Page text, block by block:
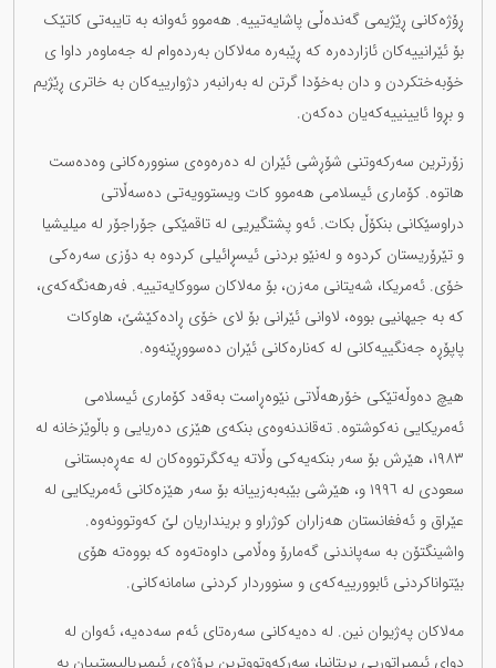
ڕۆژەکانی ڕێژیمی گەندەڵی پاشایەتییە. هەموو ئەوانە بە تایبەتی کاتێک
بۆ ئێرانییەکان ئازاردەرە کە ڕێبەرە مەلاکان بەردەوام لە جەماوەر داوا ی
خۆبەختکردن و دان بەخۆدا گرتن لە بەرانبەر دژوارییەکان بە خاتری ڕێژیم
و بڕوا ئایینییەکەیان دەکەن.
زۆرترین سەرکەوتنی شۆڕشی ئێران لە دەرەوەی سنوورەکانی وەدەست
هاتوە. کۆماری ئیسلامی هەموو کات ویستوویەتی دەسەڵاتی
دراوسێکانی بنکۆڵ بکات. ئەو پشتگیریی لە تاقمێکی جۆراجۆر لە میلیشیا
و تێرۆریستان کردوە و لەنێو بردنی ئیسڕائیلی کردوە بە دۆزی سەرەکی
خۆی. ئەمریکا، شەیتانی مەزن، بۆ مەلاکان سووکایەتییە. فەرهەنگەکەی،
کە بە جیهانیی بووە، لاوانی ئێرانی بۆ لای خۆی ڕادەکێشێ، هاوکات
پاپۆڕە جەنگییەکانی لە کەنارەکانی ئێران دەسووڕێنەوە.
هیچ دەوڵەتێکی خۆرهەڵاتی نێوەڕاست بەقەد کۆماری ئیسلامی
ئەمریکایی نەکوشتوە. تەقاندنەوەی بنکەی هێزی دەریایی و باڵوێزخانە لە
١٩٨٣، هێرش بۆ سەر بنکەیەکی وڵاتە یەکگرتووەکان لە عەڕەبستانی
سعودی لە ١٩٩٦ و، هێرشی بێبەبەزییانە بۆ سەر هێزەکانی ئەمریکایی لە
عێراق و ئەفغانستان هەزاران کوژراو و برینداریان لێ کەوتوونەوە.
واشینگتۆن بە سەپاندنی گەمارۆ وەڵامی داوەتەوە کە بووەتە هۆی
بێتواناکردنی ئابوورییەکەی و سنووردار کردنی سامانەکانی.
مەلاکان پەژیوان نین. لە دەیەکانی سەرەتای ئەم سەدەیە، ئەوان لە
دوای ئیمپراتوریی بریتانیا، سەرکەوتووترین پرۆژەی ئیمپریالیستییان بە